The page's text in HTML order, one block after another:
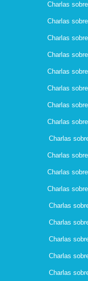
Charlas
Charlas
Charlas
Charlas
Charlas
Charlas
Charlas
Charlas
Charlas
Charlas
Charlas
Charlas
Charlas
Charlas
Charlas
Charlas
Charlas